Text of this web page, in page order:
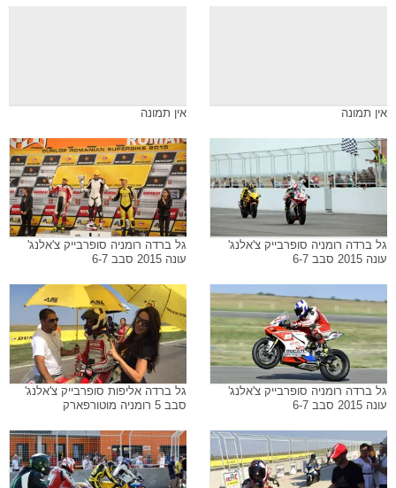
אין תמונה אין תמונה
גל ברדה רומניה סופרבייק צ'אלנג'
עונה 2015 סבב 6-7
גל ברדה רומניה סופרבייק צ'אלנג'
עונה 2015 סבב 6-7
גל ברדה רומניה סופרבייק צ'אלנג'
עונה 2015 סבב 6-7
גל ברדה אליפות סופרבייק צ'אלנג'
סבב 5 רומניה מוטורפארק